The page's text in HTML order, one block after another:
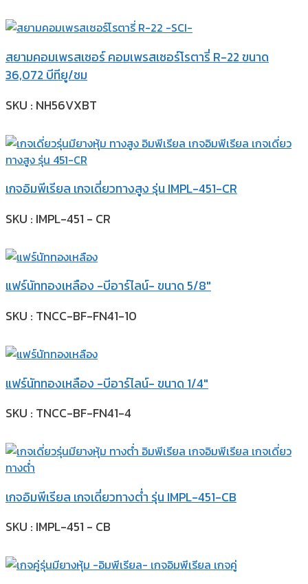
สยามคอมเพรสเซอร์ คอมเพรสเซอร์โรตารี่ R-22 ขนาด
36,072 บีทียู/ชม
SKU : NH56VXBT
เกจอิมพีเรียล เกจเดี่ยวทางสูง รุ่น IMPL-451-CR
SKU : IMPL-451 - CR
แฟร์นัททองเหลือง -บีอาร์ไลน์- ขนาด 5/8″
SKU : TNCC-BF-FN41-10
แฟร์นัททองเหลือง -บีอาร์ไลน์- ขนาด 1/4″
SKU : TNCC-BF-FN41-4
เกจอิมพีเรียล เกจเดี่ยวทางต่ำ รุ่น IMPL-451-CB
SKU : IMPL-451 - CB